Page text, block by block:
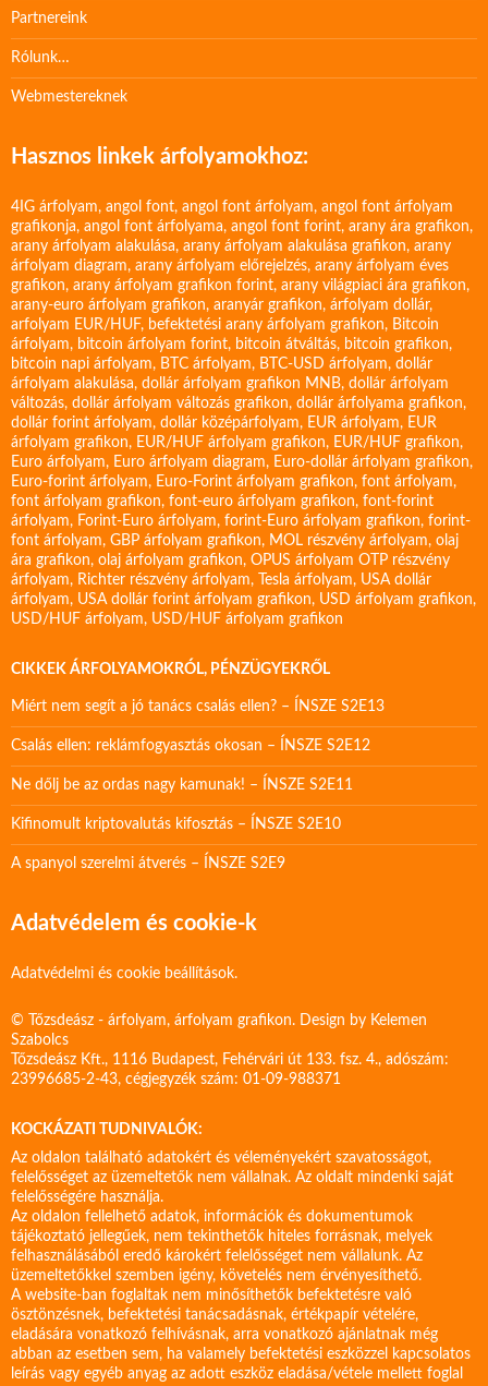
Partnereink
Rólunk…
Webmestereknek
Hasznos linkek árfolyamokhoz:
4IG árfolyam, angol font, angol font árfolyam, angol font árfolyam
grafikonja, angol font árfolyama, angol font forint, arany ára grafikon,
arany árfolyam alakulása, arany árfolyam alakulása grafikon, arany
árfolyam diagram, arany árfolyam előrejelzés, arany árfolyam éves
grafikon, arany árfolyam grafikon forint, arany világpiaci ára grafikon,
arany-euro árfolyam grafikon, aranyár grafikon, árfolyam dollár,
arfolyam EUR/HUF, befektetési arany árfolyam grafikon, Bitcoin
árfolyam, bitcoin árfolyam forint, bitcoin átváltás, bitcoin grafikon,
bitcoin napi árfolyam, BTC árfolyam, BTC-USD árfolyam, dollár
árfolyam alakulása, dollár árfolyam grafikon MNB, dollár árfolyam
változás, dollár árfolyam változás grafikon, dollár árfolyama grafikon,
dollár forint árfolyam, dollár középárfolyam, EUR árfolyam, EUR
árfolyam grafikon, EUR/HUF árfolyam grafikon, EUR/HUF grafikon,
Euro árfolyam, Euro árfolyam diagram, Euro-dollár árfolyam grafikon,
Euro-forint árfolyam, Euro-Forint árfolyam grafikon, font árfolyam,
font árfolyam grafikon, font-euro árfolyam grafikon, font-forint
árfolyam, Forint-Euro árfolyam, forint-Euro árfolyam grafikon, forint-
font árfolyam, GBP árfolyam grafikon, MOL részvény árfolyam, olaj
ára grafikon, olaj árfolyam grafikon, OPUS árfolyam OTP részvény
árfolyam, Richter részvény árfolyam, Tesla árfolyam, USA dollár
árfolyam, USA dollár forint árfolyam grafikon, USD árfolyam grafikon,
USD/HUF árfolyam, USD/HUF árfolyam grafikon
CIKKEK ÁRFOLYAMOKRÓL, PÉNZÜGYEKRŐL
Miért nem segít a jó tanács csalás ellen? – ÍNSZE S2E13
Csalás ellen: reklámfogyasztás okosan – ÍNSZE S2E12
Ne dőlj be az ordas nagy kamunak! – ÍNSZE S2E11
Kifinomult kriptovalutás kifosztás – ÍNSZE S2E10
A spanyol szerelmi átverés – ÍNSZE S2E9
Adatvédelem és cookie-k
Adatvédelmi és cookie beállítások.
© Tőzsdeász - árfolyam, árfolyam grafikon. Design by Kelemen
Szabolcs
Tőzsdeász Kft., 1116 Budapest, Fehérvári út 133. fsz. 4., adószám:
23996685-2-43, cégjegyzék szám: 01-09-988371
KOCKÁZATI TUDNIVALÓK:
Az oldalon található adatokért és véleményekért szavatosságot,
felelősséget az üzemeltetők nem vállalnak. Az oldalt mindenki saját
felelősségére használja.
Az oldalon fellelhető adatok, információk és dokumentumok
tájékoztató jellegűek, nem tekinthetők hiteles forrásnak, melyek
felhasználásából eredő károkért felelősséget nem vállalunk. Az
üzemeltetőkkel szemben igény, követelés nem érvényesíthető.
A website-ban foglaltak nem minősíthetők befektetésre való
ösztönzésnek, befektetési tanácsadásnak, értékpapír vételére,
eladására vonatkozó felhívásnak, arra vonatkozó ajánlatnak még
abban az esetben sem, ha valamely befektetési eszközzel kapcsolatos
leírás vagy egyéb anyag az adott eszköz eladása/vétele mellett foglal